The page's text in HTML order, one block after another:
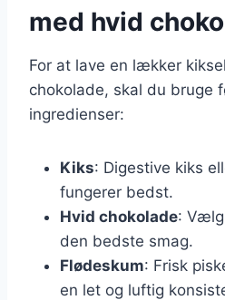
med hvid
For at lave en lækker
chokolade, skal du bruge
ingredienser:
Kiks: Digestive kiks
fungerer bedst.
Hvid chokolade:
den bedste smag.
Flødeskum: Frisk
en let og luftig